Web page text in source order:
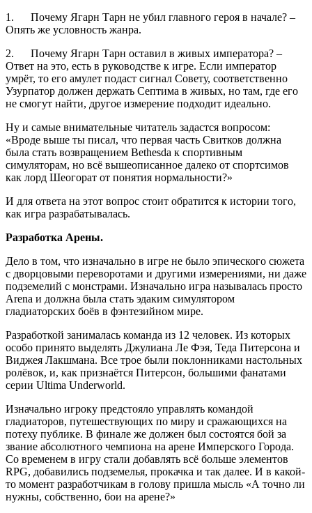
1. Почему Ягарн Тарн не убил главного героя в начале? –
Опять же условность жанра.
2. Почему Ягарн Тарн оставил в живых императора? –
Ответ на это, есть в руководстве к игре. Если император
умрёт, то его амулет подаст сигнал Совету, соответственно
Узурпатор должен держать Септима в живых, но там, где его
не смогут найти, другое измерение подходит идеально.
Ну и самые внимательные читатель задастся вопросом:
«Вроде выше ты писал, что первая часть Свитков должна
была стать возвращением Bethesda к спортивным
симуляторам, но всё вышеописанное далеко от спортсимов
как лорд Шеогорат от понятия нормальности?»
И для ответа на этот вопрос стоит обратится к истории того,
как игра разрабатывалась.
Разработка Арены.
Дело в том, что изначально в игре не было эпического сюжета
с дворцовыми переворотами и другими измерениями, ни даже
подземелий с монстрами. Изначально игра называлась просто
Arena и должна была стать эдаким симулятором
гладиаторских боёв в фэнтезийном мире.
Разработкой занималась команда из 12 человек. Из которых
особо принято выделять Джулиана Ле Фэя, Теда Питерсона и
Виджея Лакшмана. Все трое были поклонниками настольных
ролёвок, и, как признаётся Питерсон, большими фанатами
серии Ultima Underworld.
Изначально игроку предстояло управлять командой
гладиаторов, путешествующих по миру и сражающихся на
потеху публике. В финале же должен был состоятся бой за
звание абсолютного чемпиона на арене Имперского Города.
Со временем в игру стали добавлять всё больше элементов
RPG, добавились подземелья, прокачка и так далее. И в какой-
то момент разработчикам в голову пришла мысль «А точно ли
нужны, собственно, бои на арене?»